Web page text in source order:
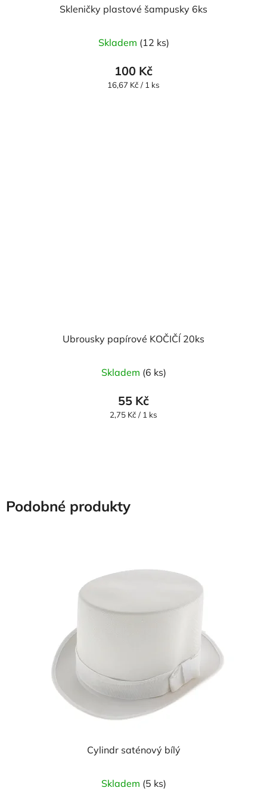
Skleničky plastové šampusky 6ks
Skladem (12 ks)
100 Kč
Měrná
16,67 Kč / 1 ks
Ubrousky papírové KOČIČÍ 20ks
hodnocení
produktu
je
Skladem (6 ks)
55 Kč
Měrná
2,75 Kč / 1 ks
Podobné produkty
Cylindr saténový bílý
hodnocení
Skladem (5 ks)